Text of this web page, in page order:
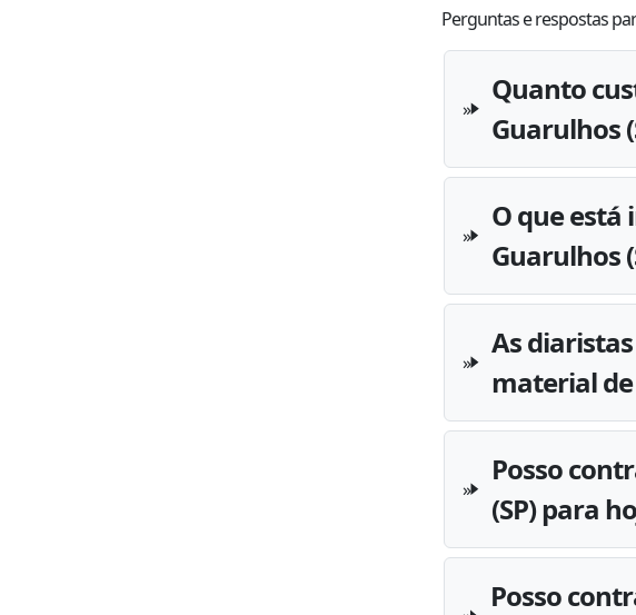
Perguntas e respostas
Quanto
Guarulhos
O que está
Guarulhos
As
material
Posso
(SP) para
Posso